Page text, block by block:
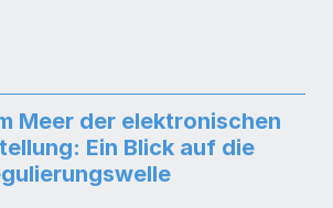
Meer der elektronischen
Ein Blick auf die